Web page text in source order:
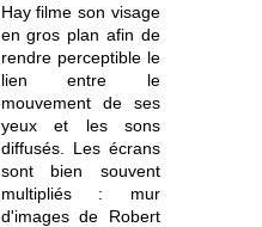
Hay filme son visage
en gros plan afin de
rendre perceptible le
lien entre le
mouvement de ses
yeux et les sons
diffusés. Les écrans
sont bien souvent
multipliés : mur
d'images de Robert